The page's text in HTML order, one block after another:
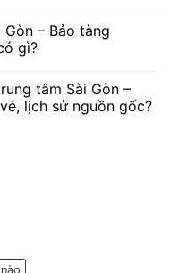
– Bảo tàng
gì?
tâm Sài Gòn –
lịch sử nguồn gốc?